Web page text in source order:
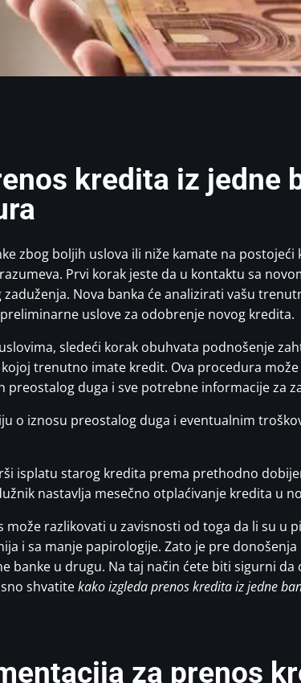
kredita iz jedne
zbog boljih uslova ili niže kamate na
Prvi korak jeste da u kontaktu sa
Nova banka će analizirati vašu
uslove za odobrenje novog kredita.
sledeći korak obuhvata podnošenje
trenutno imate kredit. Ova procedura
duga i sve potrebne informacije za
o iznosu preostalog duga i eventualnim
isplatu starog kredita prema prethodno
nastavlja mesečno otplaćivanje kredita u
može razlikovati u zavisnosti od toga da li su u
i sa manje papirologije. Zato je pre
banke u drugu. Na taj način ćete biti sigurni
shvatitekako izgleda prenos kredita iz jedne
za prenos